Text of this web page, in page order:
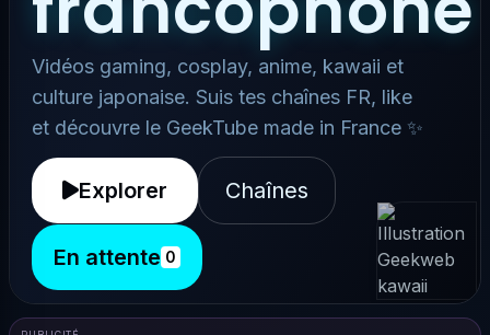
Vidéos gaming, cosplay, anime, kawaii et
culture japonaise. Suis tes chaînes FR, like
et découvre le GeekTube made in France ✨
Explorer Chaînes
En attente 0